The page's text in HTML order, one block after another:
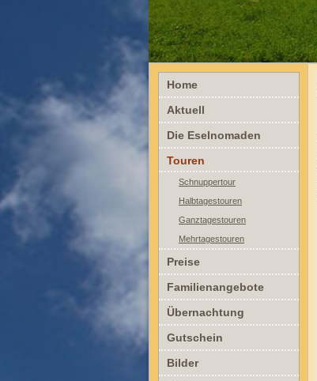
Home
Aktuell
Die Eselnomaden
Touren
Schnuppertour
Halbtagestouren
Ganztagestouren
Mehrtagestouren
Preise
Familienangebote
Übernachtung
Gutschein
Bilder